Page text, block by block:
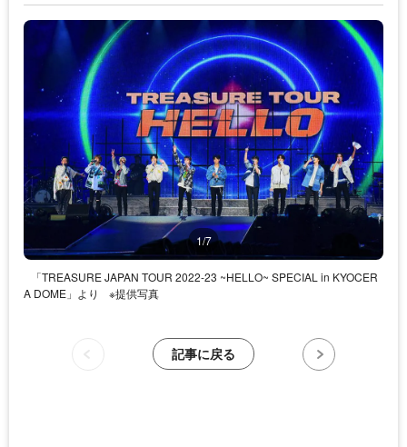
1/7
「TREASURE JAPAN TOUR 2022-23 ~HELLO~ SPECIAL in KYOCER
A DOME」より
※提供写真
記事に戻る